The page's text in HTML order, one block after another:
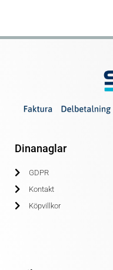
Dinanaglar
GDPR
Kontakt
Köpvillkor